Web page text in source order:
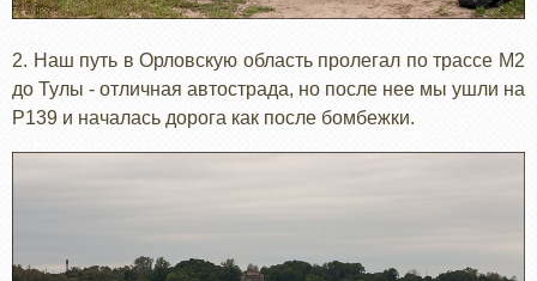
2. Наш путь в Орловскую область пролегал по трассе М2
до Тулы - отличная автострада, но после нее мы ушли на
Р139 и началась дорога как после бомбежки.